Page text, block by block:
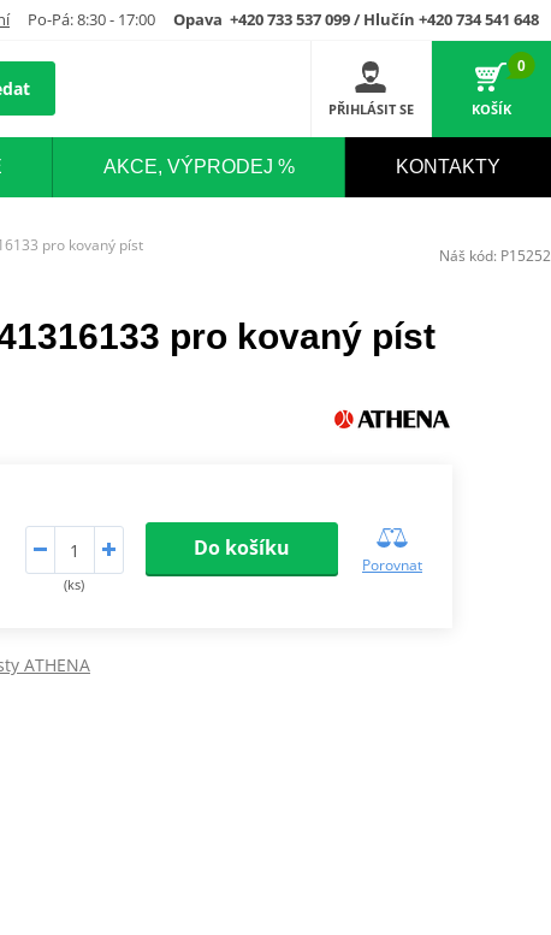
Po-Pá: 8:30 - 17:00 Opava +420 733 537 099 / Hlučín +420 734 541 648
PŘIHLÁSIT SE
0
KOŠÍK
AKCE, VÝPRODEJ % KONTAKTY
pro kovaný píst
pro kovaný píst
(ks)
Do košíku
Porovnat
ATHENA
Náš kód: P15252